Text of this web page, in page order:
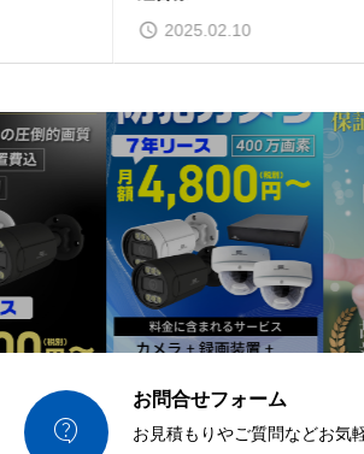

お問合せフォーム
お見積もりやご質問などお気